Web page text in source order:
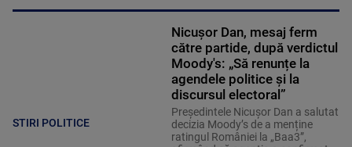
STIRI POLITICE
Nicușor Dan, mesaj ferm
către partide, după verdictul
Moody's: „Să renunțe la
agendele politice şi la
discursul electoral”
Președintele Nicușor Dan a salutat
decizia Moody’s de a menține
ratingul României la „Baa3”,